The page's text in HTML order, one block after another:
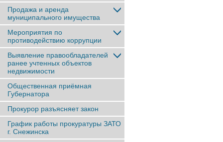
Продажа и аренда
муниципального имущества
Мероприятия по
противодействию коррупции
Выявление правообладателей
ранее учтенныx объектов
недвижимости
Общественная приёмная
Губернатора
Прокурор разъясняет закон
График работы прокуратуры ЗАТО
г. Снежинска